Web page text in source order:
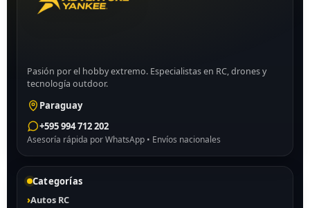
Pasión por el hobby extremo. Especialistas en RC, drones y
tecnología outdoor.
Paraguay
+595 994 712 202
Asesoría rápida por WhatsApp • Envíos nacionales
Categorías
Autos RC